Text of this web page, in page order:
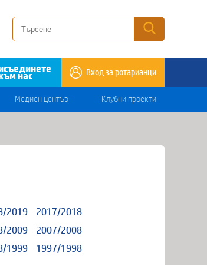
нас Вход за ротарианци
Медиен център Клубни проекти
2019
2017/2018
2009
2007/2008
1999
1997/1998